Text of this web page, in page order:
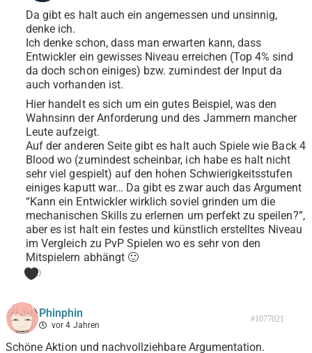
Da gibt es halt auch ein angemessen und unsinnig,
denke ich.
Ich denke schon, dass man erwarten kann, dass
Entwickler ein gewisses Niveau erreichen (Top 4% sind
da doch schon einiges) bzw. zumindest der Input da
auch vorhanden ist.
Hier handelt es sich um ein gutes Beispiel, was den
Wahnsinn der Anforderung und des Jammern mancher
Leute aufzeigt.
Auf der anderen Seite gibt es halt auch Spiele wie Back 4
Blood wo (zumindest scheinbar, ich habe es halt nicht
sehr viel gespielt) auf den hohen Schwierigkeitsstufen
einiges kaputt war… Da gibt es zwar auch das Argument
“Kann ein Entwickler wirklich soviel grinden um die
mechanischen Skills zu erlernen um perfekt zu speilen?”,
aber es ist halt ein festes und künstlich erstelltes Niveau
im Vergleich zu PvP Spielen wo es sehr von den
Mitspielern abhängt 🙂
0
Phinphin
vor 4 Jahren
#1077021
Schöne Aktion und nachvollziehbare Argumentation.